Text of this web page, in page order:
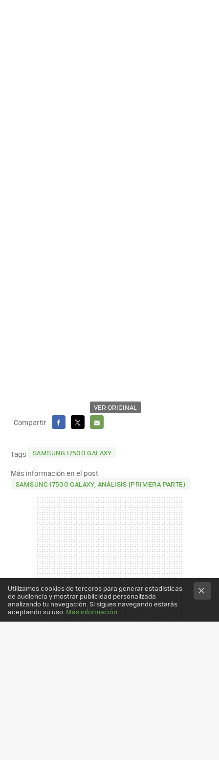
VER ORIGINAL
Compartir
FACEBOOK
X
E-
MAIL
Tags SAMSUNG I7500 GALAXY
Más información en el post
SAMSUNG I7500 GALAXY, ANÁLISIS (PRIMERA PARTE)
Utilizamos cookies de terceros para generar estadísticas
de audiencia y mostrar publicidad personalizada
analizando tu navegación. Si sigues navegando estarás
aceptando su uso. Más información